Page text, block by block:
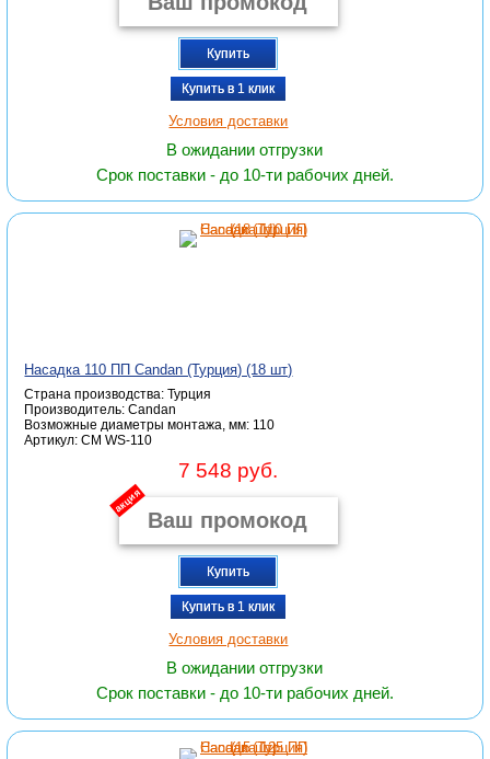
Купить
Купить в 1 клик
Условия доставки
В ожидании отгрузки
Срок поставки - до 10-ти рабочих дней.
Насадка 110 ПП Candan (Турция) (18 шт)
Страна производства: Турция
Производитель: Candan
Возможные диаметры монтажа, мм: 110
Артикул: CM WS-110
7 548 руб.
акция
Купить
Купить в 1 клик
Условия доставки
В ожидании отгрузки
Срок поставки - до 10-ти рабочих дней.